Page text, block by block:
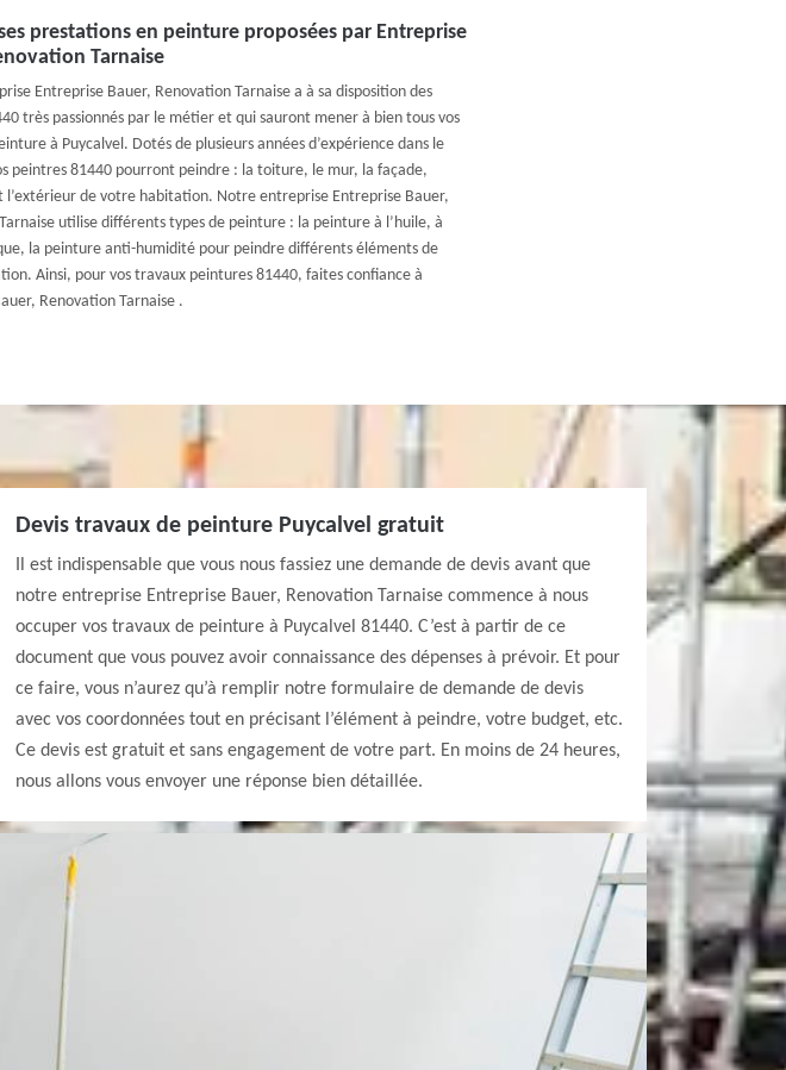
prestations en peinture proposées par Entreprise
Tarnaise
Entreprise Bauer, Renovation Tarnaise a à sa disposition des
très passionnés par le métier et qui sauront mener à bien tous vos
à Puycalvel. Dotés de plusieurs années d’expérience dans le
peintres 81440 pourront peindre : la toiture, le mur, la façade,
l’extérieur de votre habitation. Notre entreprise Entreprise Bauer,
utilise différents types de peinture : la peinture à l’huile, à
la peinture anti-humidité pour peindre différents éléments de
Ainsi, pour vos travaux peintures 81440, faites confiance à
Renovation Tarnaise .
Devis travaux de peinture Puycalvel gratuit
Il est indispensable que vous nous fassiez une demande de devis avant que
notre entreprise Entreprise Bauer, Renovation Tarnaise commence à nous
occuper vos travaux de peinture à Puycalvel 81440. C’est à partir de ce
document que vous pouvez avoir connaissance des dépenses à prévoir. Et pour
ce faire, vous n’aurez qu’à remplir notre formulaire de demande de devis
avec vos coordonnées tout en précisant l’élément à peindre, votre budget, etc.
Ce devis est gratuit et sans engagement de votre part. En moins de 24 heures,
nous allons vous envoyer une réponse bien détaillée.